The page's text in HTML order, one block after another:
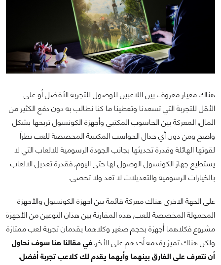
هناك معيار معروف بين اللاعبين للوصول للتجربة الأفضل أو على
الأقل للتجربة التي تسعدنا وتعطينا ما كنا نطالب به دون دفع الكثير من
المال, المعركة بين الحاسوب المكتبي وأجهزة الكونسول تربحها بشكل
واضح ومن دون أي جدال الحواسب المكتبية المخصصة للعب نظراً
لقوتها الهائلة وقدرة تحديثها بجانب الجودة الرسومية للالعاب التي لا
يستطيع جهاز الكونسول الوصول لها حتى اليوم, فقدرة تعديل الالعاب
بالخيارات الرسومية والتعديلات لا تعد ولا تحصى.
على الجهة الاخرى هناك معركة قائمة بين اجهزة الكونسول والأجهزة
المحمولة المخصصة للعب, هذه المقارنة بين هذان النوعين من الأجهزة
مشروع فكلاهما أجهزة بحجم صغير وكلاهما يقدمان تجربة لعب ممتازة
ولكن هناك تميز يقدمه أحدهم على الأخر..في مقالنا هنا سوف نحاول
أن نتعرف على الفارق بينهما وأيهما يقدم لك كلاعب تجربة أفضل.